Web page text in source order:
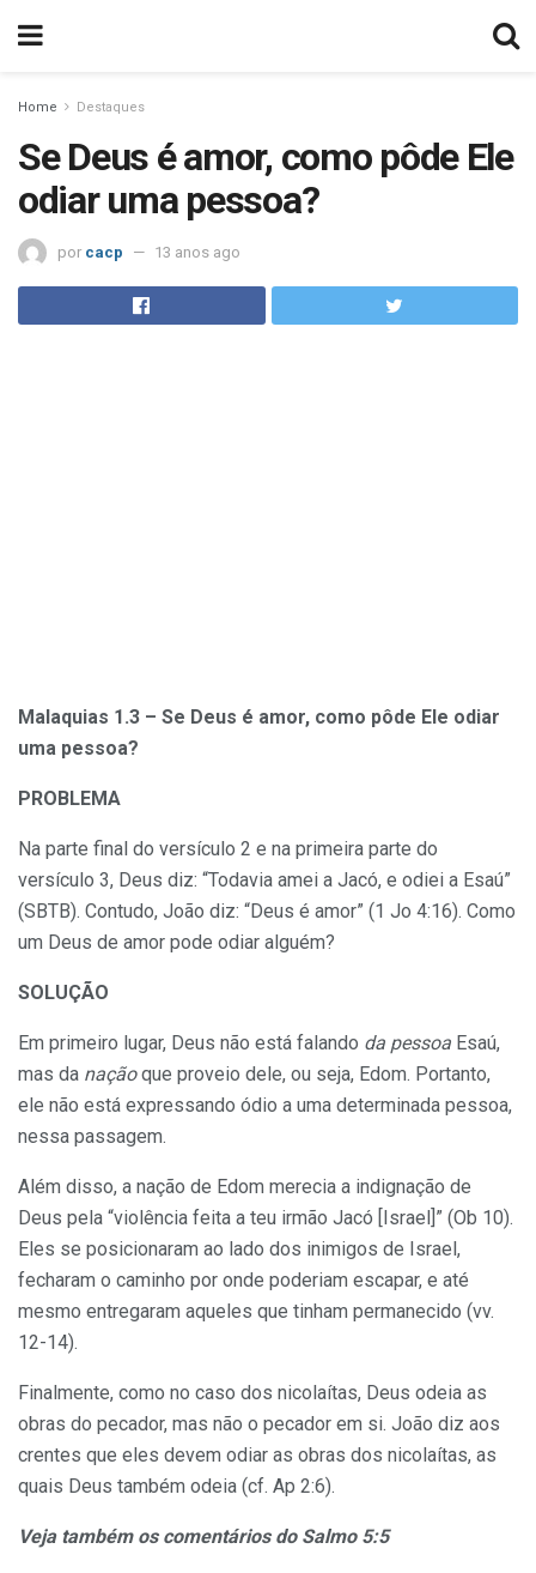
Home Destaques
Se Deus é amor, como pôde Ele
odiar uma pessoa?
por cacp 13 anos ago
Malaquias 1.3 – Se Deus é amor, como pôde Ele odiar
uma pessoa?
PROBLEMA
Na parte final do versículo 2 e na primeira parte do
versículo 3, Deus diz: “Todavia amei a Jacó, e odiei a Esaú”
(SBTB). Contudo, João diz: “Deus é amor” (1 Jo 4:16). Como
um Deus de amor pode odiar alguém?
SOLUÇÃO
Em primeiro lugar, Deus não está falando da pessoa Esaú,
mas da naçãoque proveio dele, ou seja, Edom. Portanto,
ele não está expressando ódio a uma determinada pessoa,
nessa passagem.
Além disso, a nação de Edom merecia a indignação de
Deus pela “violência feita a teu irmão Jacó [Israel]” (Ob 10).
Eles se posicionaram ao lado dos inimigos de Israel,
fecharam o caminho por onde poderiam escapar, e até
mesmo entregaram aqueles que tinham permanecido (vv.
12-14).
Finalmente, como no caso dos nicolaítas, Deus odeia as
obras do pecador, mas não o pecador em si. João diz aos
crentes que eles devem odiar as obras dos nicolaítas, as
quais Deus também odeia (cf. Ap 2:6).
Veja também os comentários do Salmo 5:5